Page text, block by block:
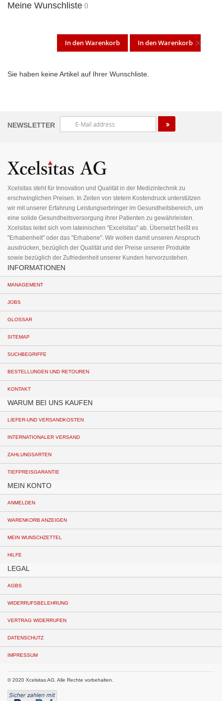
Meine Wunschliste
In den Warenkorb In den Warenkorb
Sie haben keine Artikel auf Ihrer Wunschliste.
NEWSLETTER
Melden
Sie
unseren
Newsletter
Xcelsitas steht für Innovation und Qualität in der Medizintechnik zu
erschwinglichen Preisen. In Zeiten von stetem Kostendruck unterstützen
wir mit unserer Erfahrung Leistungserbringer im Gesundheitsbereich, um
eine solide Gesundheitsversorgung ihrer Patienten zu gewährleisten.
Xcelsitas leitet sich vom lateinischen "Excelsitas" ab. Übersetzt heißt es
"Erhabenheit" oder das "Erhabene". Wir wollen damit unseren Anspruch
ausdrücken, bezüglich der Qualität und der Preise unserer Produkte
sowie bezüglich der Zufriedenheit unserer Kunden hervorzustehen.
INFORMATIONEN
MANAGEMENT
JOBS
GLOSSAR
SITEMAP
SUCHBEGRIFFE
BESTELLUNGEN UND RETOUREN
KONTAKT
WARUM BEI UNS KAUFEN
LIEFER-UND VERSANDKOSTEN
INTERNATIONALER VERSAND
ZAHLUNGSARTEN
TIEFPREISGARANTIE
MEIN KONTO
ANMELDEN
WARENKORB ANZEIGEN
MEIN WUNSCHZETTEL
HILFE
LEGAL
AGBS
WIDERRUFSBELEHRUNG
VERTRAG WIDERRUFEN
DATENSCHUTZ
IMPRESSUM
© 2020 Xcelsitas AG. Alle Rechte vorbehalten.